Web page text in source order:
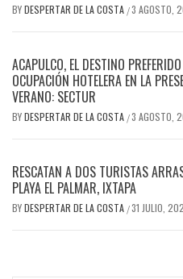
BYDESPERTAR DE LA COSTA /3 AGOSTO,
ACAPULCO, EL DESTINO
OCUPACIÓN HOTELERA EN LA
VERANO: SECTUR
BYDESPERTAR DE LA COSTA /3 AGOSTO,
RESCATAN A DOS TURISTAS
PLAYA EL PALMAR, IXTAPA
BYDESPERTAR DE LA COSTA /31 JULIO,